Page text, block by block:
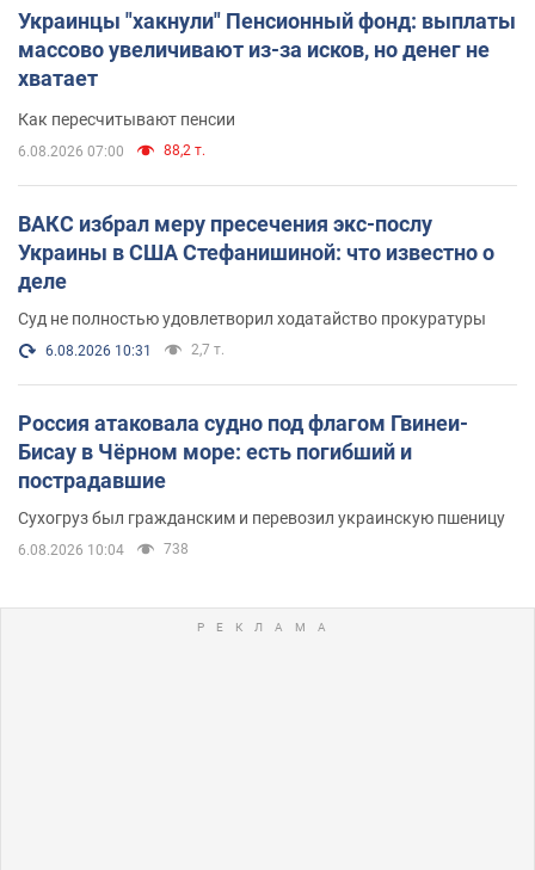
Украинцы "хакнули" Пенсионный фонд: выплаты
массово увеличивают из-за исков, но денег не
хватает
Как пересчитывают пенсии
6.08.2026 07:00 88,2 т.
ВАКС избрал меру пресечения экс-послу
Украины в США Стефанишиной: что известно о
деле
Суд не полностью удовлетворил ходатайство прокуратуры
6.08.2026 10:31 2,7 т.
Россия атаковала судно под флагом Гвинеи-
Бисау в Чёрном море: есть погибший и
пострадавшие
Сухогруз был гражданским и перевозил украинскую пшеницу
6.08.2026 10:04 738